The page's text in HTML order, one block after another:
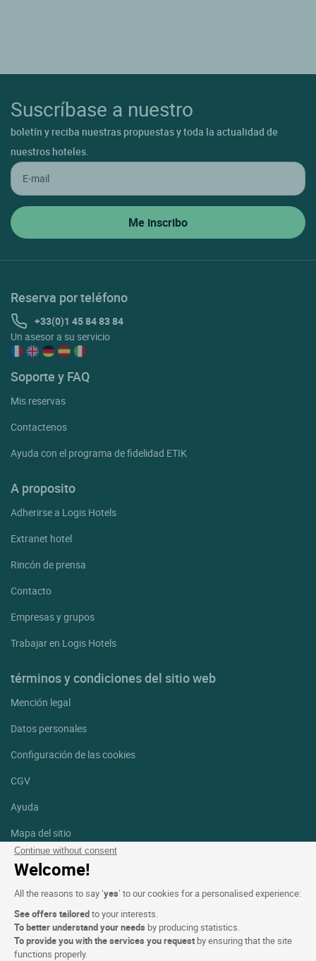
Continue without consent
Welcome!
All the reasons to say ‘yes’ to our cookies for a personalised experience:
See offers tailoredto your interests.
To better understand your needs by producing statistics.
To provide you with the services you request by ensuring that the site
functions properly.
Suscríbase a nuestro
boletín y reciba nuestras propuestas y toda la actualidad de
nuestros hoteles.
Reserva por teléfono
+33(0)1 45 84 83 84
Un asesor a su servicio
Soporte y FAQ
Mis reservas
Contactenos
Ayuda con el programa de fidelidad ETIK
A proposito
Adherirse a Logis Hotels
Extranet hotel
Rincón de prensa
Contacto
Empresas y grupos
Trabajar en Logis Hotels
términos y condiciones del sitio web
Mención legal
Datos personales
Configuración de las cookies
CGV
Ayuda
Mapa del sitio
Créditos
fotografías
Facebook
Linkedin